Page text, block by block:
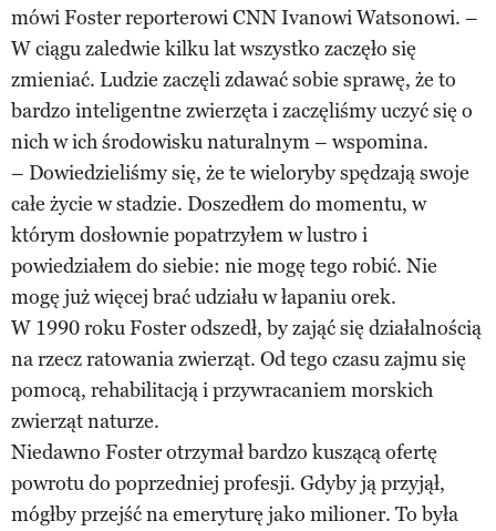
mówi Foster reporterowi CNN Ivanowi Watsonowi. –
W ciągu zaledwie kilku lat wszystko zaczęło się
zmieniać. Ludzie zaczęli zdawać sobie sprawę, że to
bardzo inteligentne zwierzęta i zaczęliśmy uczyć się o
nich w ich środowisku naturalnym – wspomina.
– Dowiedzieliśmy się, że te wieloryby spędzają swoje
całe życie w stadzie. Doszedłem do momentu, w
którym dosłownie popatrzyłem w lustro i
powiedziałem do siebie: nie mogę tego robić. Nie
mogę już więcej brać udziału w łapaniu orek.
W 1990 roku Foster odszedł, by zająć się działalnością
na rzecz ratowania zwierząt. Od tego czasu zajmu się
pomocą, rehabilitacją i przywracaniem morskich
zwierząt naturze.
Niedawno Foster otrzymał bardzo kuszącą ofertę
powrotu do poprzedniej profesji. Gdyby ją przyjął,
mógłby przejść na emeryturę jako milioner. To była